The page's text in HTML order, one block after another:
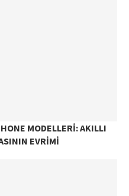
MODELLERI: AKILLI
EVRIMI